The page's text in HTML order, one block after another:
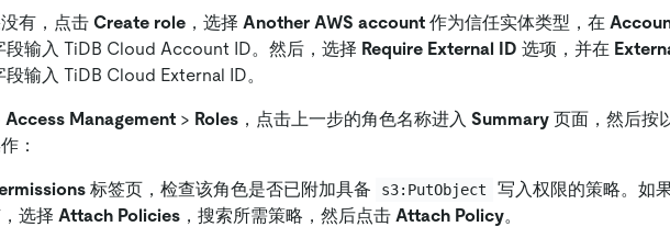
有，点击 Create role ，选择 Another AWS account 作为信任实体类型，在
段输入 TiDB Cloud Account ID。然后，选择 Require External ID 选项，并在
段输入 TiDB Cloud External ID。
Access Management > Roles ，点击上一步的角色名称进入 Summary 页面，然后按
：
标签页，检查该角色是否已附加具备 s3:PutObject
写入权限的策略。如
选择 Attach Policies ，搜索所需策略，然后点击 Attach Policy。